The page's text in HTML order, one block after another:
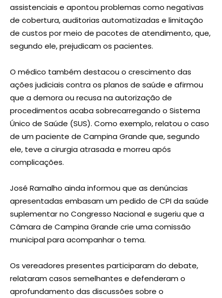
assistenciais e apontou problemas como negativas
de cobertura, auditorias automatizadas e limitação
de custos por meio de pacotes de atendimento, que,
segundo ele, prejudicam os pacientes.
O médico também destacou o crescimento das
ações judiciais contra os planos de saúde e afirmou
que a demora ou recusa na autorização de
procedimentos acaba sobrecarregando o Sistema
Único de Saúde (SUS). Como exemplo, relatou o caso
de um paciente de Campina Grande que, segundo
ele, teve a cirurgia atrasada e morreu após
complicações.
José Ramalho ainda informou que as denúncias
apresentadas embasam um pedido de CPI da saúde
suplementar no Congresso Nacional e sugeriu que a
Câmara de Campina Grande crie uma comissão
municipal para acompanhar o tema.
Os vereadores presentes participaram do debate,
relataram casos semelhantes e defenderam o
aprofundamento das discussões sobre o